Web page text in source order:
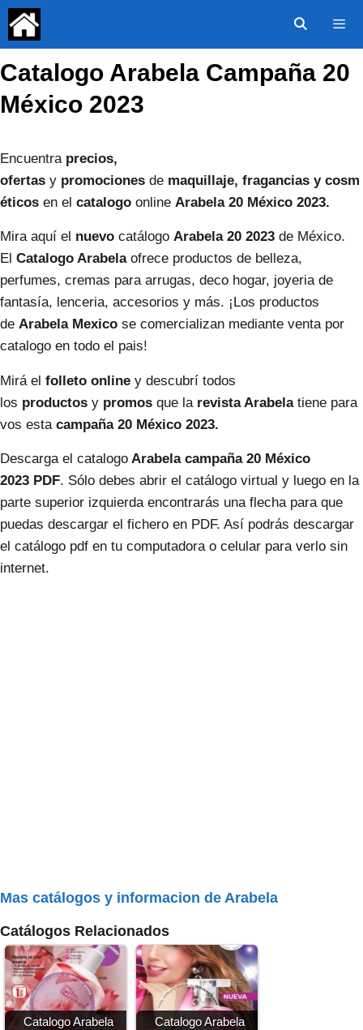
Saltar
contenido
Menú
Catalogo Arabela Campaña 20
México 2023
Encuentra precios,
ofertas y promociones de maquillaje, fragancias y cosm
éticos en el catalogo online Arabela 20 México 2023.
Mira aquí el nuevo catálogo Arabela 20 2023 de México.
El Catalogo Arabelaofrece productos de belleza,
perfumes, cremas para arrugas, deco hogar, joyeria de
fantasía, lenceria, accesorios y más. ¡Los productos
de Arabela Mexico se comercializan mediante venta por
catalogo en todo el pais!
Mirá el folleto online y descubrí todos
los productos y promos que la revista Arabela tiene para
vos esta campaña 20 México 2023.
Descarga el catalogo Arabela campaña 20 México
2023 PDF. Sólo debes abrir el catálogo virtual y luego en la
parte superior izquierda encontrarás una flecha para que
puedas descargar el fichero en PDF. Así podrás descargar
el catálogo pdf en tu computadora o celular para verlo sin
internet.
Mas catálogos y informacion de Arabela
Catálogos Relacionados
Catalogo Arabela
Catalogo Arabela